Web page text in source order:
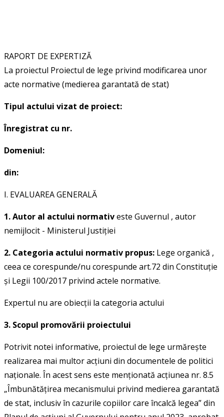
RAPORT DE EXPERTIZĂ
La proiectul Proiectul de lege privind modificarea unor
acte normative (medierea garantată de stat)
Tipul actului vizat de proiect:
Înregistrat cu nr.
Domeniul:
din:
I. EVALUAREA GENERALĂ
1. Autor al actului normativeste Guvernul , autor
nemijlocit - Ministerul Justiţiei
2. Categoria actului normativ propus: Lege organică ,
ceea ce corespunde/nu corespunde art.72 din Constituţie
şi Legii 100/2017 privind actele normative.
Expertul nu are obiecţii la categoria actului
3. Scopul promovării proiectului
Potrivit notei informative, proiectul de lege urmărește
realizarea mai multor acțiuni din documentele de politici
naționale. În acest sens este menționată acțiunea nr. 8.5
„Îmbunătăţirea mecanismului privind medierea garantată
de stat, inclusiv în cazurile copiilor care încalcă legea” din